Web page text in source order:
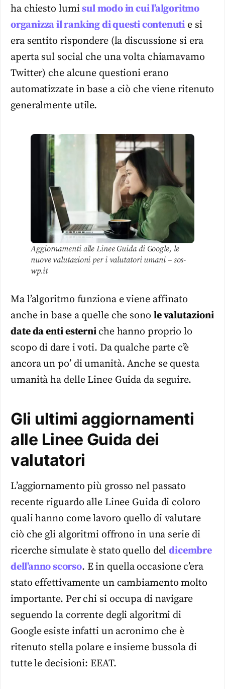
ha chiesto lumisul modo in cui l’algoritmo
organizza il ranking di questi contenuti e si
era sentito rispondere (la discussione si era
aperta sul social che una volta chiamavamo
Twitter) che alcune questioni erano
automatizzate in base a ciò che viene ritenuto
generalmente utile.
Aggiornamenti alle Linee Guida di Google, le
nuove valutazioni per i valutatori umani – sos-
wp.it
Ma l’algoritmo funziona e viene affinato
anche in base a quelle che sono le valutazioni
date da enti esterniche hanno proprio lo
scopo di dare i voti. Da qualche parte c’è
ancora un po’ di umanità. Anche se questa
umanità ha delle Linee Guida da seguire.
Gli ultimi aggiornamenti
alle Linee Guida dei
valutatori
L’aggiornamento più grosso nel passato
recente riguardo alle Linee Guida di coloro
quali hanno come lavoro quello di valutare
ciò che gli algoritmi offrono in una serie di
ricerche simulate è stato quello deldicembre
dell’anno scorso. E in quella occasione c’era
stato effettivamente un cambiamento molto
importante. Per chi si occupa di navigare
seguendo la corrente degli algoritmi di
Google esiste infatti un acronimo che è
ritenuto stella polare e insieme bussola di
tutte le decisioni: EEAT.